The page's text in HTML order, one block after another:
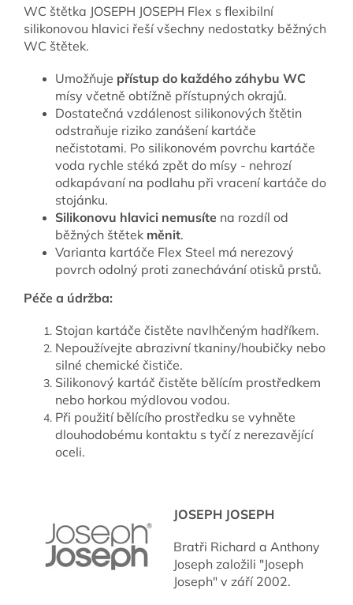
WC štětka JOSEPH JOSEPH Flex s flexibilní
silikonovou hlavici řeší všechny nedostatky běžných
WC štětek.
Umožňuje přístup do každého záhybu WC
mísy včetně obtížně přístupných okrajů.
Dostatečná vzdálenost silikonových štětin
odstraňuje riziko zanášení kartáče
nečistotami. Po silikonovém povrchu kartáče
voda rychle stéká zpět do mísy - nehrozí
odkapávaní na podlahu při vracení kartáče do
stojánku.
Silikonovu hlavici nemusíte na rozdíl od
běžných štětek měnit.
Varianta kartáče Flex Steel má nerezový
povrch odolný proti zanechávání otisků prstů.
Péče a údržba:
Stojan kartáče čistěte navlhčeným hadříkem.
Nepoužívejte abrazivní tkaniny/houbičky nebo
silné chemické čističe.
Silikonový kartáč čistěte bělícím prostředkem
nebo horkou mýdlovou vodou.
Při použití bělícího prostředku se vyhněte
dlouhodobému kontaktu s tyčí z nerezavějící
oceli.
JOSEPH JOSEPH
Bratři Richard a Anthony
Joseph založili "Joseph
Joseph" v září 2002.